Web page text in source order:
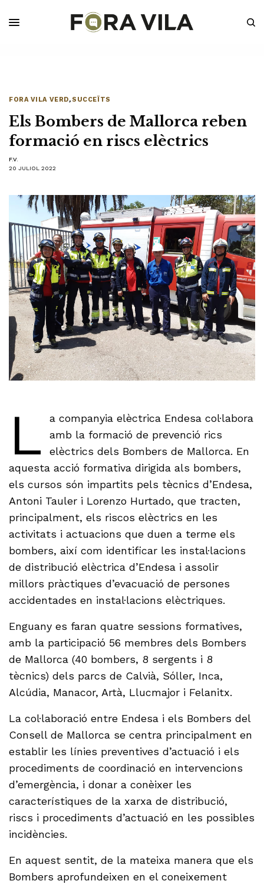
FORA VILA VERD,SUCCEÏTS
Els Bombers de Mallorca reben
formació en riscs elèctrics
F.V.
20 JULIOL 2022
L
a companyia elèctrica Endesa col·labora
amb la formació de prevenció rics
elèctrics dels Bombers de Mallorca. En
aquesta acció formativa dirigida als bombers,
els cursos són impartits pels tècnics d’Endesa,
Antoni Tauler i Lorenzo Hurtado, que tracten,
principalment, els riscos elèctrics en les
activitats i actuacions que duen a terme els
bombers, així com identificar les instal·lacions
de distribució elèctrica d’Endesa i assolir
millors pràctiques d’evacuació de persones
accidentades en instal·lacions elèctriques.
Enguany es faran quatre sessions formatives,
amb la participació 56 membres dels Bombers
de Mallorca (40 bombers, 8 sergents i 8
tècnics) dels parcs de Calvià, Sóller, Inca,
Alcúdia, Manacor, Artà, Llucmajor i Felanitx.
La col·laboració entre Endesa i els Bombers del
Consell de Mallorca se centra principalment en
establir les línies preventives d’actuació i els
procediments de coordinació en intervencions
d’emergència, i donar a conèixer les
característiques de la xarxa de distribució,
riscs i procediments d’actuació en les possibles
incidències.
En aquest sentit, de la mateixa manera que els
Bombers aprofundeixen en el coneixement